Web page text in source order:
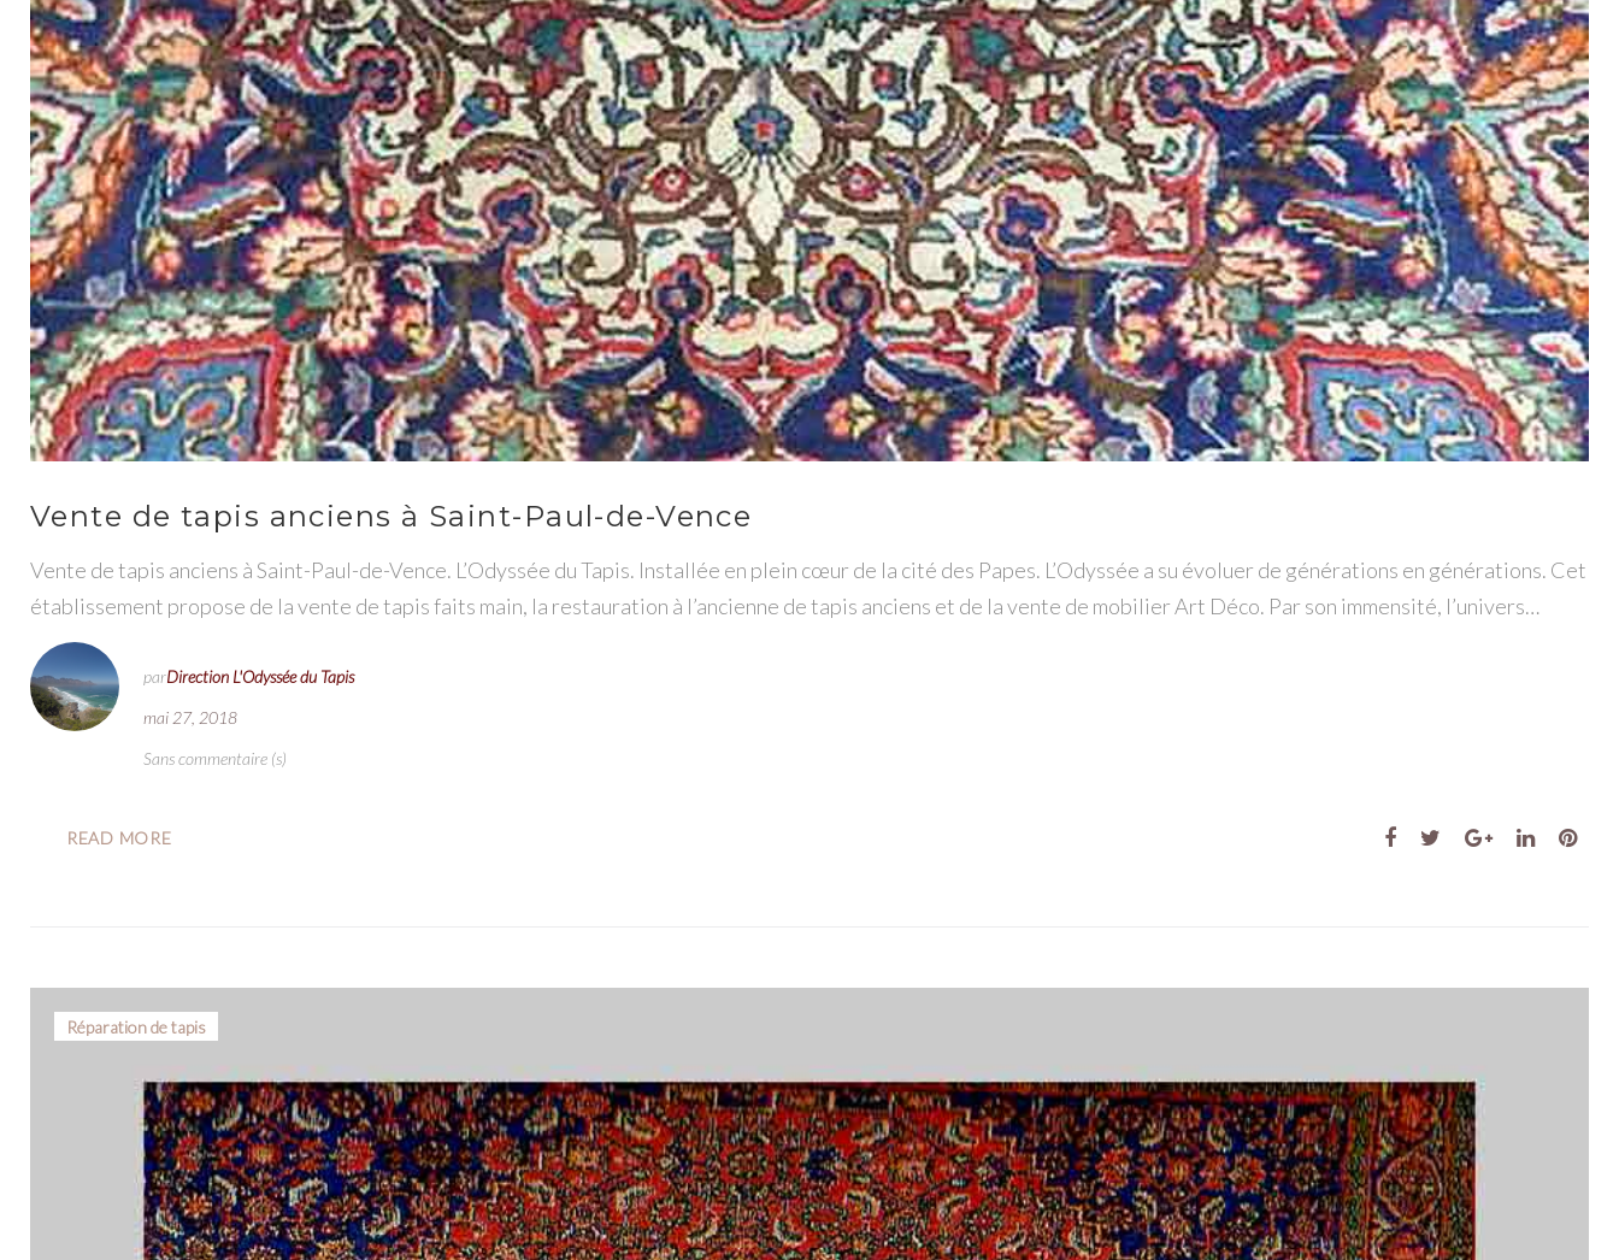
Vente de tapis anciens à Saint-Paul-de-Vence
Vente de tapis anciens à Saint-Paul-de-Vence. L’Odyssée du Tapis. Installée en plein cœur de la cité des Papes. L’Odyssée a su évoluer de générations en générations. Cet
établissement propose de la vente de tapis faits main, la restauration à l’ancienne de tapis anciens et de la vente de mobilier Art Déco. Par son immensité, l’univers…
parDirection L'Odyssée du Tapis
mai 27, 2018
Sans commentaire (s)
READ MORE Facebook
TwitterGoogle+
LinkedIn
Réparation de tapis